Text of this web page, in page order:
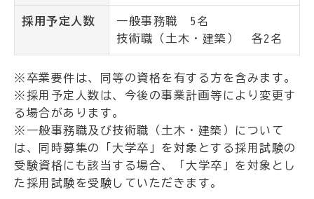
採用予定人数
一般事務職 5名
技術職（土木・建築） 各2名
※卒業要件は、同等の資格を有する方を含みます。
※採用予定人数は、今後の事業計画等により変更す
る場合があります。
※一般事務職及び技術職（土木・建築）について
は、同時募集の「大学卒」を対象とする採用試験の
受験資格にも該当する場合、「大学卒」を対象とし
た採用試験を受験していただきます。